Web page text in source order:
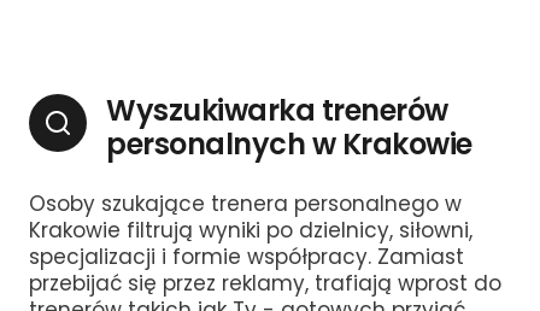
Wyszukiwarka trenerów
personalnych w Krakowie
Osoby szukające trenera personalnego w
Krakowie filtrują wyniki po dzielnicy, siłowni,
specjalizacji i formie współpracy. Zamiast
przebijać się przez reklamy, trafiają wprost do